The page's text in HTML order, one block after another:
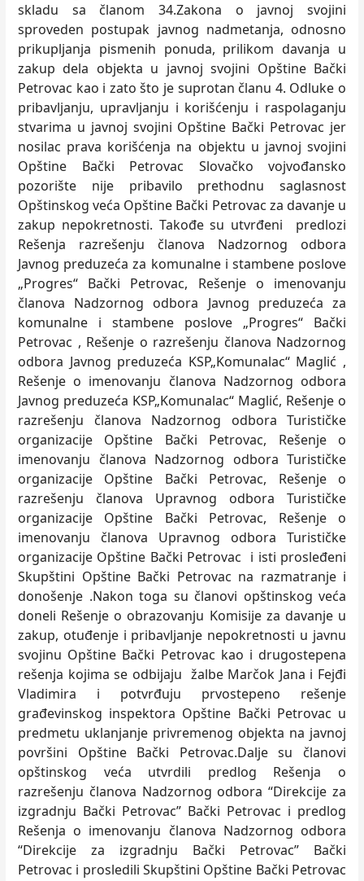
skladu sa članom 34.Zakona o javnoj svojini
sproveden postupak javnog nadmetanja, odnosno
prikupljanja pismenih ponuda, prilikom davanja u
zakup dela objekta u javnoj svojini Opštine Bački
Petrovac kao i zato što je suprotan članu 4. Odluke o
pribavljanju, upravljanju i korišćenju i raspolaganju
stvarima u javnoj svojini Opštine Bački Petrovac jer
nosilac prava korišćenja na objektu u javnoj svojini
Opštine Bački Petrovac Slovačko vojvođansko
pozorište nije pribavilo prethodnu saglasnost
Opštinskog veća Opštine Bački Petrovac za davanje u
zakup nepokretnosti. Takođe su utvrđeni predlozi
Rešenja razrešenju članova Nadzornog odbora
Javnog preduzeća za komunalne i stambene poslove
„Progres“ Bački Petrovac, Rešenje o imenovanju
članova Nadzornog odbora Javnog preduzeća za
komunalne i stambene poslove „Progres“ Bački
Petrovac , Rešenje o razrešenju članova Nadzornog
odbora Javnog preduzeća KSP„Komunalac“ Maglić ,
Rešenje o imenovanju članova Nadzornog odbora
Javnog preduzeća KSP„Komunalac“ Maglić, Rešenje o
razrešenju članova Nadzornog odbora Turističke
organizacije Opštine Bački Petrovac, Rešenje o
imenovanju članova Nadzornog odbora Turističke
organizacije Opštine Bački Petrovac, Rešenje o
razrešenju članova Upravnog odbora Turističke
organizacije Opštine Bački Petrovac, Rešenje o
imenovanju članova Upravnog odbora Turističke
organizacije Opštine Bački Petrovac i isti prosleđeni
Skupštini Opštine Bački Petrovac na razmatranje i
donošenje .Nakon toga su članovi opštinskog veća
doneli Rešenje o obrazovanju Komisije za davanje u
zakup, otuđenje i pribavljanje nepokretnosti u javnu
svojinu Opštine Bački Petrovac kao i drugostepena
rešenja kojima se odbijaju žalbe Marčok Jana i Fejđi
Vladimira i potvrđuju prvostepeno rešenje
građevinskog inspektora Opštine Bački Petrovac u
predmetu uklanjanje privremenog objekta na javnoj
površini Opštine Bački Petrovac.Dalje su članovi
opštinskog veća utvrdili predlog Rešenja o
razrešenju članova Nadzornog odbora “Direkcije za
izgradnju Bački Petrovac” Bački Petrovac i predlog
Rešenja o imenovanju članova Nadzornog odbora
“Direkcije za izgradnju Bački Petrovac” Bački
Petrovac i prosledili Skupštini Opštine Bački Petrovac